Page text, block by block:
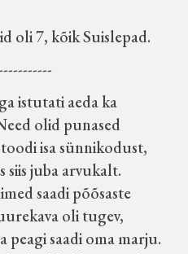
oli 7, kõik Suislepad.
istutati aeda ka
olid punased
isa sünnikodust,
siis juba arvukalt.
saadi põõsaste
oli tugev,
peagi saadi oma marju.